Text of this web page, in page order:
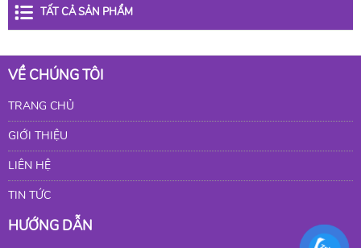
TẤT CẢ SẢN PHẨM
VỀ CHÚNG TÔI
TRANG CHỦ
GIỚI THIỆU
LIÊN HỆ
TIN TỨC
HƯỚNG DẪN